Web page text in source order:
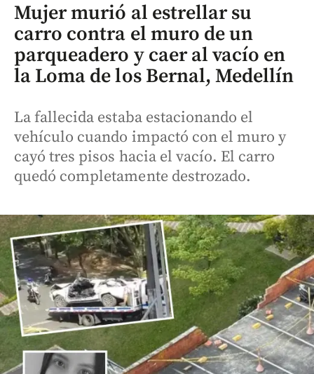
Mujer murió al estrellar su
carro contra el muro de un
parqueadero y caer al vacío en
la Loma de los Bernal, Medellín
La fallecida estaba estacionando el
vehículo cuando impactó con el muro y
cayó tres pisos hacia el vacío. El carro
quedó completamente destrozado.